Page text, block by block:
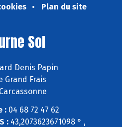
Plan du site
Sol
Denis Papin
Grand Frais
:04 68 72 47 62
:43,2073623671098 ° ,